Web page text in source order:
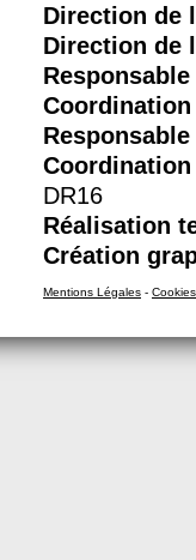
Direction de
Direction de
DR16
Réalisation
Création
Mentions Légales - Cookies